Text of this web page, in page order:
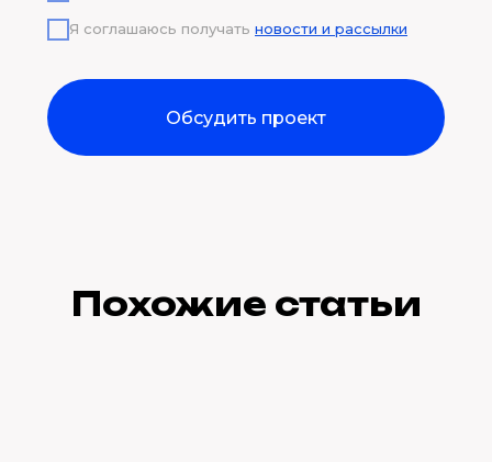
Я соглашаюсь получать новости и рассылки
Обсудить проект
Похожие статьи